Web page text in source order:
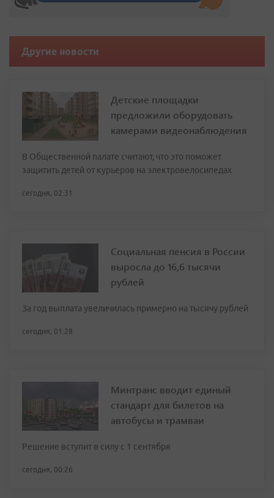
Другие новости
Детские площадки
предложили оборудовать
камерами видеонаблюдения
В Общественной палате считают, что это поможет
защитить детей от курьеров на электровелосипедах
сегодня, 02:31
Социальная пенсия в России
выросла до 16,6 тысячи
рублей
За год выплата увеличилась примерно на тысячу рублей
сегодня, 01:28
Минтранс вводит единый
стандарт для билетов на
автобусы и трамваи
Решение вступит в силу с 1 сентября
сегодня, 00:26